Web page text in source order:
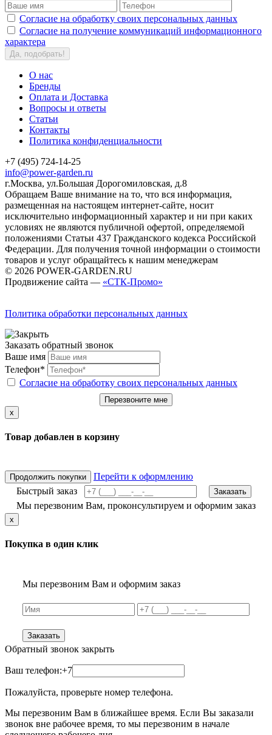
Согласие на обработку своих персональных данных
Согласие на получение коммуникаций информационного
характера
Да, подобрать!
О нас
Бренды
Оплата и Доставка
Вопросы и ответы
Статьи
Контакты
Политика конфиденциальности
+7 (495) 724-14-25
info@power-garden.ru
г.Москва, ул.Большая Дорогомиловская, д.8
Обращаем Ваше внимание на то, что вся информация,
размещенная на настоящем интернет-сайте, носит
исключительно информационный характер и ни при каких
условиях не являются публичной офертой, определяемой
положениями Статьи 437 Гражданского кодекса Российской
Федерации. Для получения точной информации о стоимости
товаров и услуг обращайтесь к нашим менеджерам
© 2026 POWER-GARDEN.RU
Продвижение сайта — «СТК-Промо»
Политика обработки персональных данных
Заказать обратный звонок
Ваше имя
Телефон*
Согласие на обработку своих персональных данных
Перезвоните мне
x
Товар добавлен в корзину
Продолжить покупки
Перейти к оформлению
Быстрый заказ
Заказать
Мы перезвоним Вам, проконсультируем и оформим заказ
x
Покупка в один клик
Мы перезвоним Вам и оформим заказ
Заказать
Обратный звонок закрыть
Ваш телефон:+7
Пожалуйста, проверьте номер телефона.
Мы перезвоним Вам в ближайшее время. Если Вы заказали
звонок вне рабочее время, то мы перезвоним в начале